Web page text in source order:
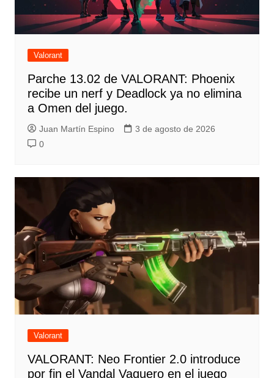
Valorant
Parche 13.02 de VALORANT: Phoenix
recibe un nerf y Deadlock ya no elimina
a Omen del juego.
Juan Martín Espino
3 de agosto de 2026
0
Valorant
VALORANT: Neo Frontier 2.0 introduce
por fin el Vandal Vaquero en el juego